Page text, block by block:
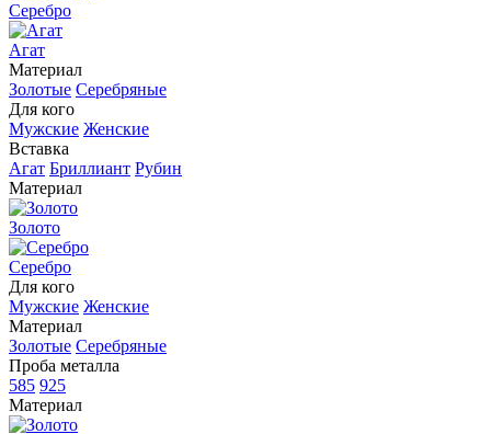
Серебро
Агат
Материал
Золотые Серебряные
Для кого
Мужские Женские
Вставка
Агат Бриллиант Рубин
Материал
Золото
Серебро
Для кого
Мужские Женские
Материал
Золотые Серебряные
Проба металла
585 925
Материал